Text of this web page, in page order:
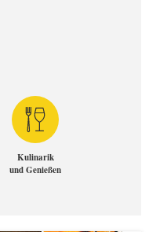
Kulinarik
und Genießen